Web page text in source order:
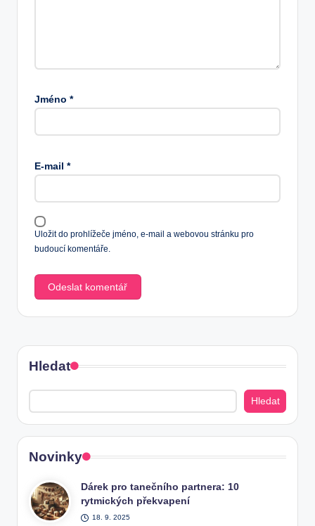
Jméno *
E-mail *
Uložit do prohlížeče jméno, e-mail a webovou stránku pro
budoucí komentáře.
Hledat
Hledat
Novinky
Dárek pro tanečního partnera: 10
rytmických překvapení
18. 9. 2025